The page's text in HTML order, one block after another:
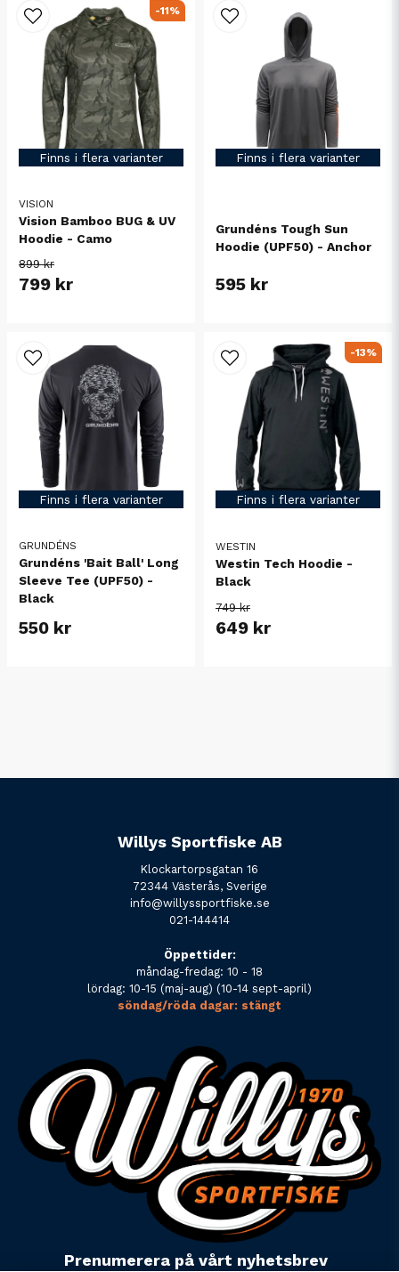
Finns i flera varianter
VISION
Vision Bamboo BUG & UV
Hoodie - Camo
899 kr
799 kr
-11%
Finns i flera varianter
Grundéns Tough Sun
Hoodie (UPF50) - Anchor
595 kr
Finns i flera varianter
GRUNDÉNS
Grundéns 'Bait Ball' Long
Sleeve Tee (UPF50) -
Black
550 kr
Finns i flera varianter
WESTIN
Westin Tech Hoodie -
Black
749 kr
649 kr
-13%
Willys Sportfiske AB
Klockartorpsgatan 16
72344 Västerås, Sverige
info@willyssportfiske.se
021-144414
Öppettider:
måndag-fredag: 10 - 18
lördag: 10-15 (maj-aug) (10-14 sept-april)
söndag/röda dagar: stängt
Prenumerera på vårt nyhetsbrev